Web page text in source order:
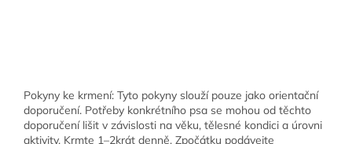
Pokyny ke krmení: Tyto pokyny slouží pouze jako orientační
doporučení. Potřeby konkrétního psa se mohou od těchto
doporučení lišit v závislosti na věku, tělesné kondici a úrovni
aktivity. Krmte 1–2krát denně. Zpočátku podávejte